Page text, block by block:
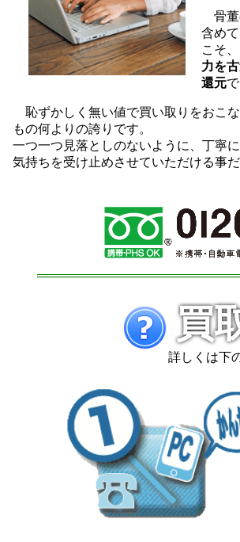
骨董
含め
こそ
力を
還元
恥ずかしく無い値で買い取りをおこ
もの何よりの誇りです。
一つ一つ見落としのないように、丁寧
気持ちを受け止めさせていただける事
買
詳しくは下